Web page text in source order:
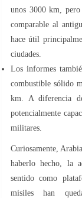
unos 3000 km, pero
comparable al
hace útil
ciudades.
Los informes
combustible sólido
km. A diferencia
potencialmente
militares.
Curiosamente,
haberlo hecho, la
sentido como
misiles han